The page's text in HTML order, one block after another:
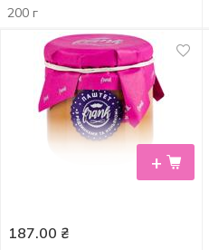
200 г
+
187.00 ₴